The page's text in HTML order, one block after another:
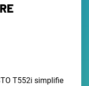
T552i simplifie